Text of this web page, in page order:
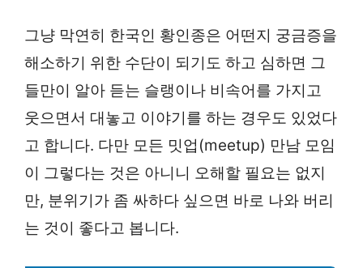
그냥 막연히 한국인 황인종은 어떤지 궁금증을
해소하기 위한 수단이 되기도 하고 심하면 그
들만이 알아 듣는 슬랭이나 비속어를 가지고
웃으면서 대놓고 이야기를 하는 경우도 있었다
고 합니다. 다만 모든 밋업(meetup) 만남 모임
이 그렇다는 것은 아니니 오해할 필요는 없지
만, 분위기가 좀 싸하다 싶으면 바로 나와 버리
는 것이 좋다고 봅니다.